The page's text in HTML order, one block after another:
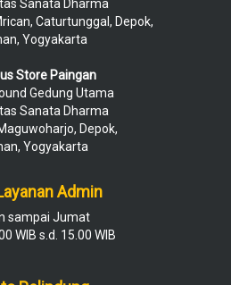
Sanata Dharma
Caturtunggal, Depok,
Yogyakarta
Store Paingan
Gedung Utama
Sanata Dharma
Depok,
Yogyakarta
Admin
sampai Jumat
WIB s.d. 15.00 WIB